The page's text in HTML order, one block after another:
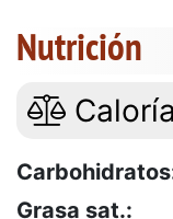
Nutrición
Grasa sat.: